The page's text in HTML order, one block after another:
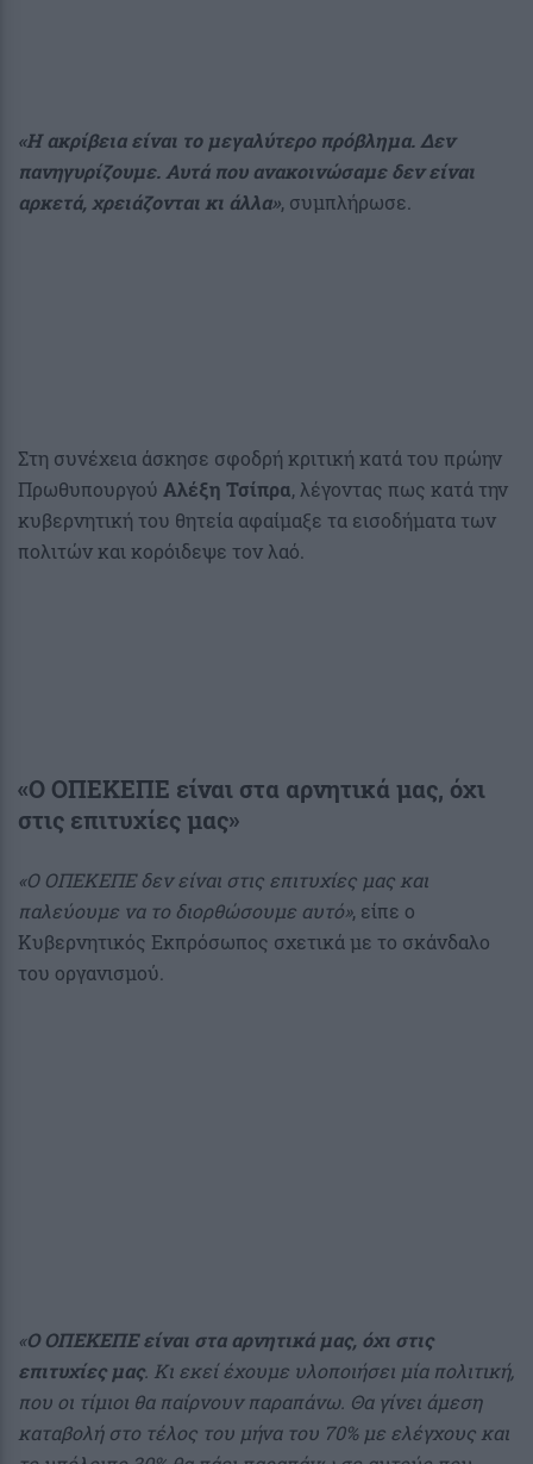
«Η ακρίβεια είναι το μεγαλύτερο πρόβλημα. Δεν
πανηγυρίζουμε. Αυτά που ανακοινώσαμε δεν είναι
αρκετά, χρειάζονται κι άλλα», συμπλήρωσε.
Στη συνέχεια άσκησε σφοδρή κριτική κατά του πρώην
Πρωθυπουργού Αλέξη Τσίπρα, λέγοντας πως κατά την
κυβερνητική του θητεία αφαίμαξε τα εισοδήματα των
πολιτών και κορόιδεψε τον λαό.
«Ο ΟΠΕΚΕΠΕ είναι στα αρνητικά μας, όχι
στις επιτυχίες μας»
«Ο ΟΠΕΚΕΠΕ δεν είναι στις επιτυχίες μας και
παλεύουμε να το διορθώσουμε αυτό», είπε ο
Κυβερνητικός Εκπρόσωπος σχετικά με το σκάνδαλο
του οργανισμού.
«Ο ΟΠΕΚΕΠΕ είναι στα αρνητικά μας, όχι στις
επιτυχίες μας. Κι εκεί έχουμε υλοποιήσει μία πολιτική,
που οι τίμιοι θα παίρνουν παραπάνω. Θα γίνει άμεση
καταβολή στο τέλος του μήνα του 70% με ελέγχους και